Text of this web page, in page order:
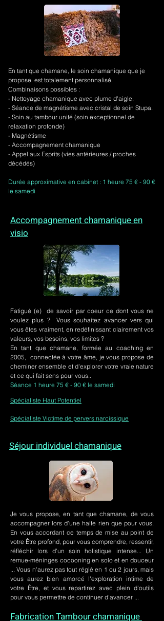
En tant que chamane, le soin chamanique que je
propose est totalement personnalisé.
Combinaisons possibles :
- Nettoyage chamanique avec plume d'aigle.
- Séance de magnétisme avec cristal de soin Stupa.
- Soin au tambour unité (soin exceptionnel de
relaxation profonde)
- Magnétisme
- Accompagnement chamanique
- Appel aux Esprits (vies antérieures / proches
décédés)
Durée approximative en cabinet : 1 heure 75 € - 90 €
le samedi
Accompagnement chamanique en
visio
Fatigué (e) de savoir par coeur ce dont vous ne
voulez plus ? Vous souhaitez avancer vers qui
vous êtes vraiment, en redéfinissant clairement vos
valeurs, vos besoins, vos limites ?
En tant que chamane, formée au coaching en
2005, connectée à votre âme, je vous propose de
cheminer ensemble et d'explorer votre vraie nature
et ce qui fait sens pour vous..
Séance 1 heure 75 € - 90 € le samedi
Spécialiste Haut Potentiel
Spécialiste Victime de pervers narcissique
Séjour individuel chamanique
Je vous propose, en tant que chamane, de vous
accompagner lors d'une halte rien que pour vous.
En vous accordant ce temps de mise au point de
votre Être profond, pour vous comprendre, ressentir,
réfléchir lors d'un soin holistique intense... Un
remue-méninges cocooning en solo et en douceur
... Vous n'aurez pas tout réglé en 1 ou 2 jours, mais
vous aurez bien amorcé l'exploration intime de
votre Être, et vous repartirez avec plein d'outils
pour vous permettre de continuer d'avancer ...
Fabrication Tambour chamanique